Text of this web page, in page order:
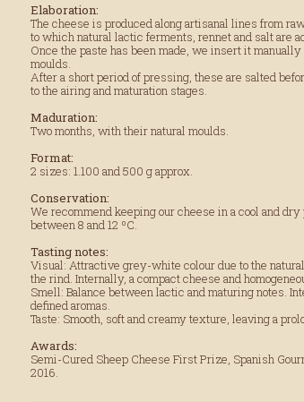
Elaboration:
The cheese is produced along artisanal lines from
to which natural lactic ferments, rennet and salt are
Once the paste has been made, we insert it manually
moulds.
After a short period of pressing, these are salted
to the airing and maturation stages.
Maduration:
Two months, with their natural moulds.
Format:
2 sizes: 1.100 and 500 g approx.
Conservation:
We recommend keeping our cheese in a cool and dry
between 8 and 12 ºC.
Tasting notes:
Visual: Attractive grey-white colour due to the
the rind. Internally, a compact cheese and
Smell: Balance between lactic and maturing notes.
defined aromas.
Taste: Smooth, soft and creamy texture, leaving a
Awards:
Semi-Cured Sheep Cheese First Prize, Spanish
2016.